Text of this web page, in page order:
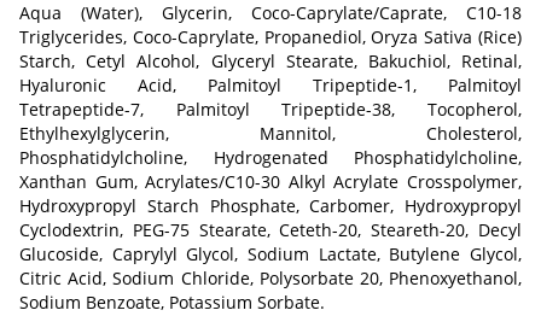
Aqua (Water), Glycerin, Coco-Caprylate/Caprate, C10-18
Triglycerides, Coco-Caprylate, Propanediol, Oryza Sativa (Rice)
Starch, Cetyl Alcohol, Glyceryl Stearate, Bakuchiol, Retinal,
Hyaluronic Acid, Palmitoyl Tripeptide-1, Palmitoyl
Tetrapeptide-7, Palmitoyl Tripeptide-38, Tocopherol,
Ethylhexylglycerin, Mannitol, Cholesterol,
Phosphatidylcholine, Hydrogenated Phosphatidylcholine,
Xanthan Gum, Acrylates/C10-30 Alkyl Acrylate Crosspolymer,
Hydroxypropyl Starch Phosphate, Carbomer, Hydroxypropyl
Cyclodextrin, PEG-75 Stearate, Ceteth-20, Steareth-20, Decyl
Glucoside, Caprylyl Glycol, Sodium Lactate, Butylene Glycol,
Citric Acid, Sodium Chloride, Polysorbate 20, Phenoxyethanol,
Sodium Benzoate, Potassium Sorbate.